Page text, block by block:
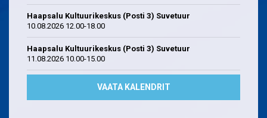
Haapsalu Kultuurikeskus (Posti 3) Suvetuur
10.08.2026 12.00-18.00
Haapsalu Kultuurikeskus (Posti 3) Suvetuur
11.08.2026 10.00-15.00
VAATA KALENDRIT